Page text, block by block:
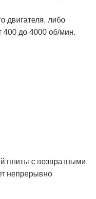
двигателя, либо
400 до 4000 об/мин.
плиты с возвратными
непрерывно